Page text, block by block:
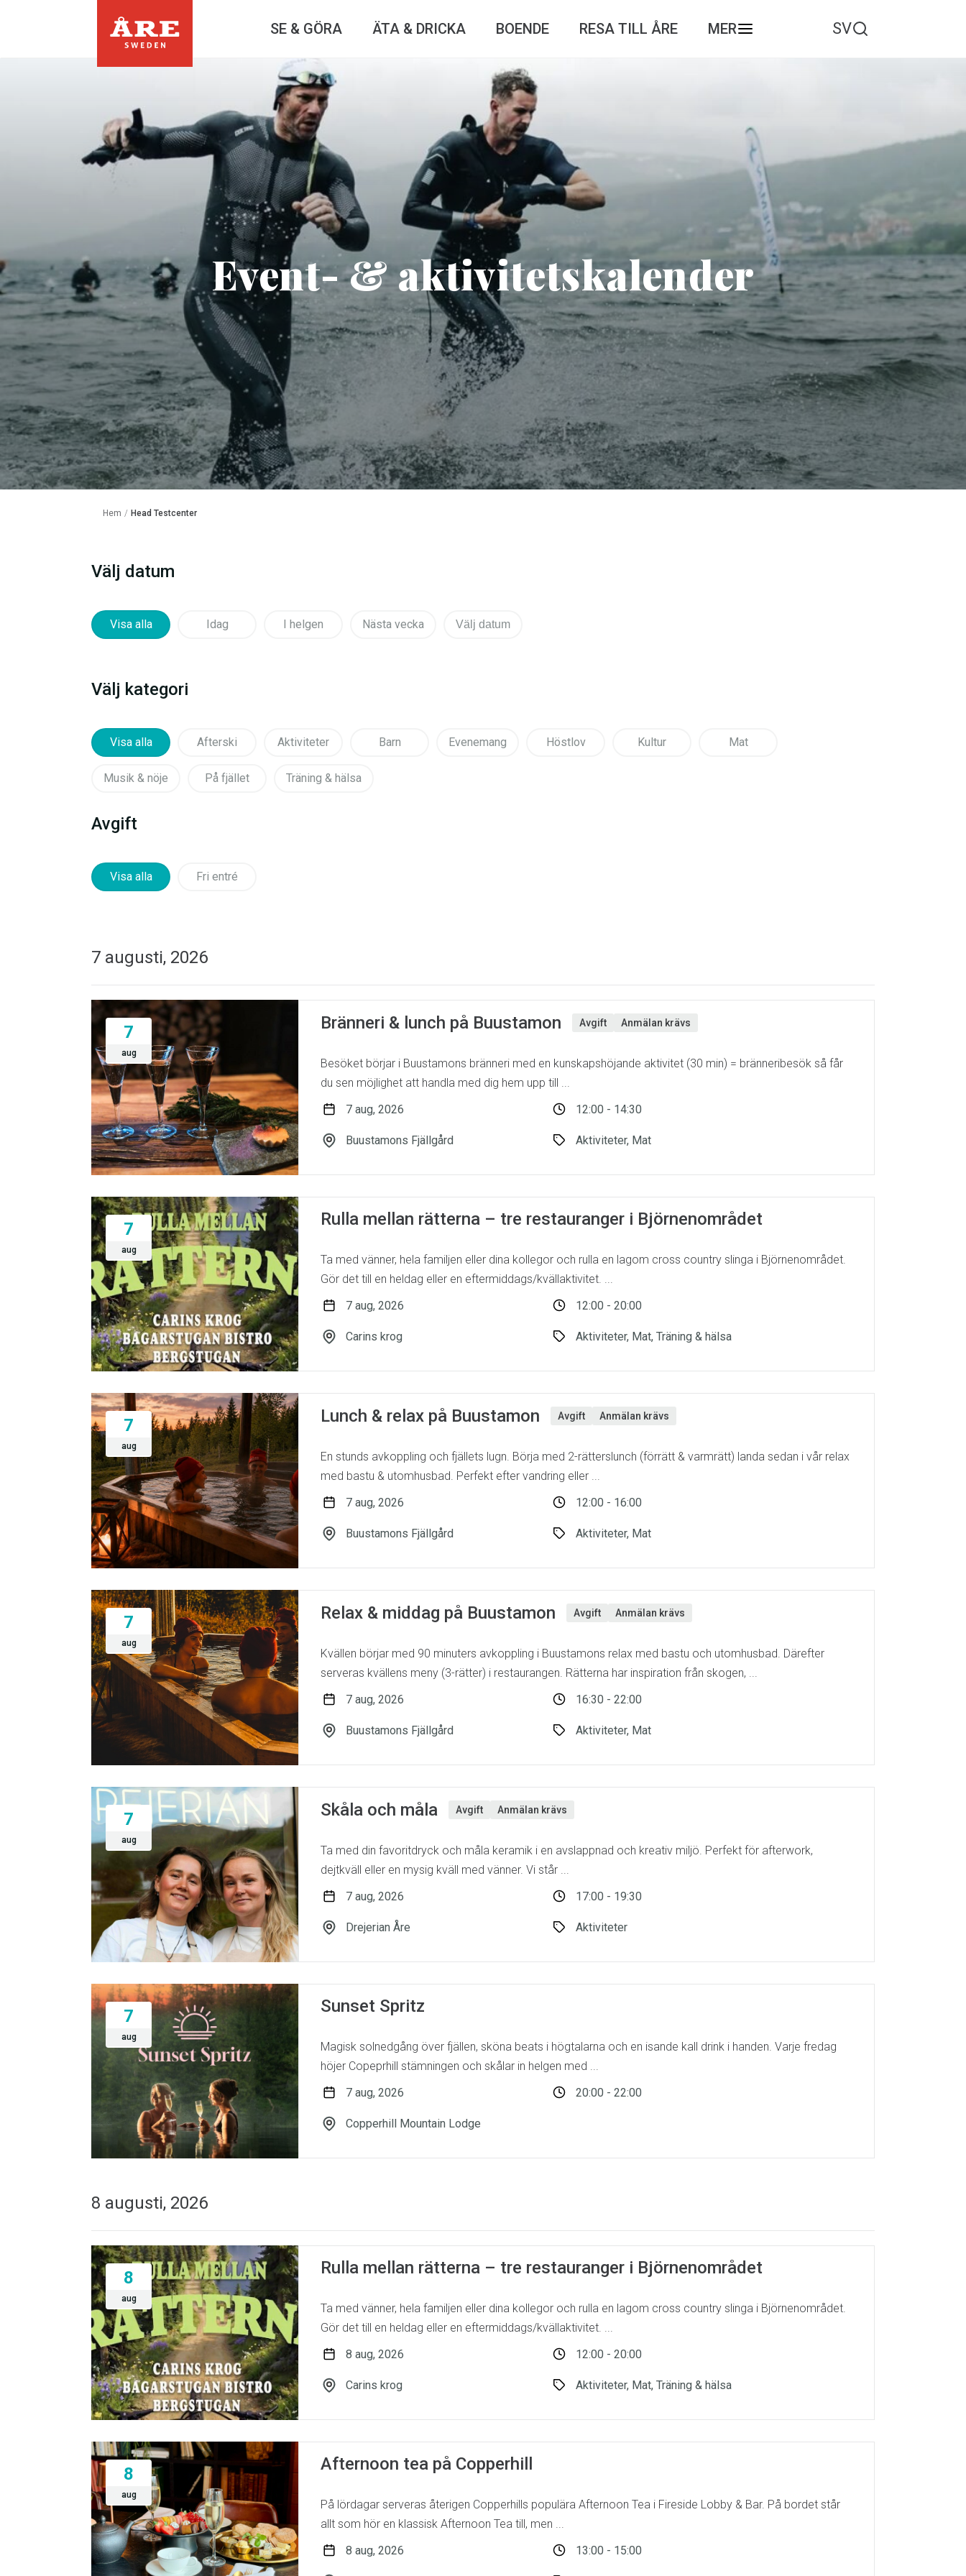
SE & GÖRA ÄTA & DRICKA BOENDE RESA TILL ÅRE MER SV
Event- & aktivitetskalender
Hem / Head Testcenter
Välj datum
Visa alla Idag I helgen Nästa vecka Välj datum
Välj kategori
Visa alla Afterski Aktiviteter Barn Evenemang Höstlov Kultur Mat
Musik & nöje På fjället Träning & hälsa
Avgift
Visa alla Fri entré
7 augusti, 2026
7
aug
Bränneri & lunch på Buustamon Avgift Anmälan krävs
Besöket börjar i Buustamons bränneri med en kunskapshöjande aktivitet (30 min) = bränneribesök så får
du sen möjlighet att handla med dig hem upp till ...
7 aug, 2026
12:00 - 14:30
Buustamons Fjällgård Aktiviteter, Mat
7
aug
Rulla mellan rätterna – tre restauranger i Björnenområdet
Ta med vänner, hela familjen eller dina kollegor och rulla en lagom cross country slinga i Björnenområdet.
Gör det till en heldag eller en eftermiddags/kvällaktivitet. ...
7 aug, 2026
12:00 - 20:00
Carins krog Aktiviteter, Mat, Träning & hälsa
7
aug
Lunch & relax på Buustamon Avgift Anmälan krävs
En stunds avkoppling och fjällets lugn. Börja med 2-rätterslunch (förrätt & varmrätt) landa sedan i vår relax
med bastu & utomhusbad. Perfekt efter vandring eller ...
7 aug, 2026
12:00 - 16:00
Buustamons Fjällgård Aktiviteter, Mat
7
aug
Relax & middag på Buustamon Avgift Anmälan krävs
Kvällen börjar med 90 minuters avkoppling i Buustamons relax med bastu och utomhusbad. Därefter
serveras kvällens meny (3-rätter) i restaurangen. Rätterna har inspiration från skogen, ...
7 aug, 2026
16:30 - 22:00
Buustamons Fjällgård Aktiviteter, Mat
7
aug
Skåla och måla Avgift Anmälan krävs
Ta med din favoritdryck och måla keramik i en avslappnad och kreativ miljö. Perfekt för afterwork,
dejtkväll eller en mysig kväll med vänner. Vi står ...
7 aug, 2026
17:00 - 19:30
Drejerian Åre Aktiviteter
7
aug
Sunset Spritz
Magisk solnedgång över fjällen, sköna beats i högtalarna och en isande kall drink i handen. Varje fredag
höjer Copeprhill stämningen och skålar in helgen med ...
7 aug, 2026
20:00 - 22:00
Copperhill Mountain Lodge
8 augusti, 2026
8
aug
Rulla mellan rätterna – tre restauranger i Björnenområdet
Ta med vänner, hela familjen eller dina kollegor och rulla en lagom cross country slinga i Björnenområdet.
Gör det till en heldag eller en eftermiddags/kvällaktivitet. ...
8 aug, 2026
12:00 - 20:00
Carins krog Aktiviteter, Mat, Träning & hälsa
8
aug
Afternoon tea på Copperhill
På lördagar serveras återigen Copperhills populära Afternoon Tea i Fireside Lobby & Bar. På bordet står
allt som hör en klassisk Afternoon Tea till, men ...
8 aug, 2026
13:00 - 15:00